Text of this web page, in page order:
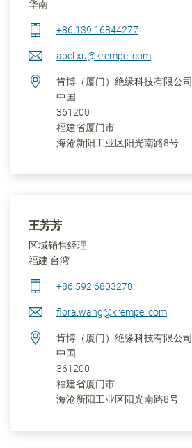
华南
+86 139 16844277
abel.xu@krempel.com
肯博（厦门）绝缘科技有限公司
中国
361200
福建省厦门市
海沧新阳工业区阳光南路8号
王芳芳
区域销售经理
福建 台湾
+86 592 6803270
flora.wang@krempel.com
肯博（厦门）绝缘科技有限公司
中国
361200
福建省厦门市
海沧新阳工业区阳光南路8号